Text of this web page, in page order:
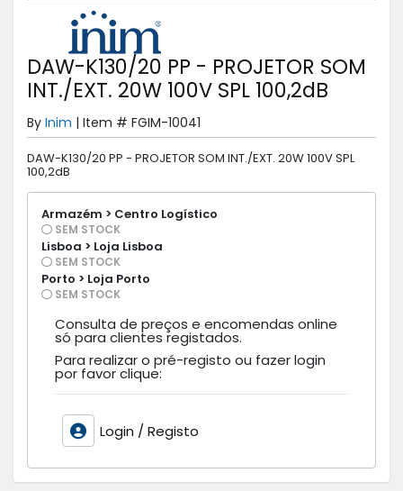
DAW-K130/20 PP - PROJETOR SOM
INT./EXT. 20W 100V SPL 100,2dB
By Inim | Item # FGIM-10041
DAW-K130/20 PP - PROJETOR SOM INT./EXT. 20W 100V SPL
100,2dB
Armazém > Centro Logístico
SEM STOCK
Lisboa > Loja Lisboa
SEM STOCK
Porto > Loja Porto
SEM STOCK
Consulta de preços e encomendas online
só para clientes registados.
Para realizar o pré-registo ou fazer login
por favor clique:
Login / Registo